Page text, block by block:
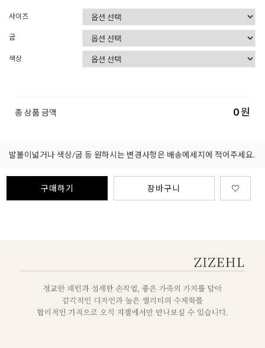
사이즈
굽
색상
총 상품 금액 0원
발볼이넓거나 색상/굽 등 원하시는 변경사항은 배송메세지에 적어주세요.
구매하기 장바구니 ♡